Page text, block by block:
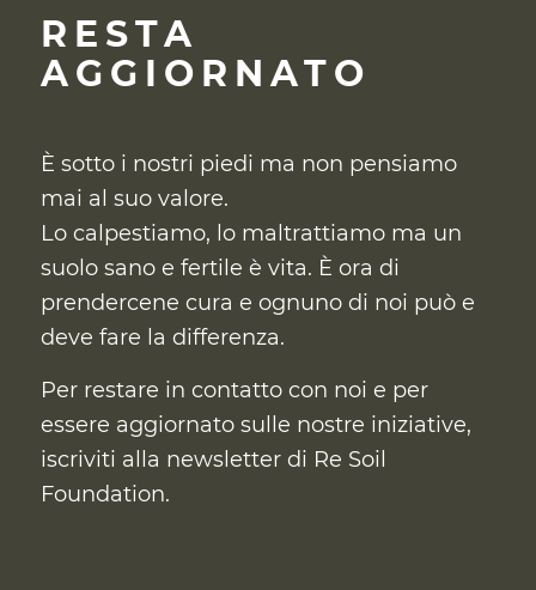
RESTA
AGGIORNATO
È sotto i nostri piedi ma non pensiamo
mai al suo valore.
Lo calpestiamo, lo maltrattiamo ma un
suolo sano e fertile è vita. È ora di
prendercene cura e ognuno di noi può e
deve fare la differenza.
Per restare in contatto con noi e per
essere aggiornato sulle nostre iniziative,
iscriviti alla newsletter di Re Soil
Foundation.